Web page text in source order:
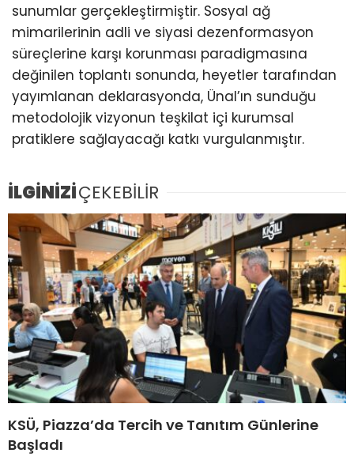
sunumlar gerçekleştirmiştir. Sosyal ağ
mimarilerinin adli ve siyasi dezenformasyon
süreçlerine karşı korunması paradigmasına
değinilen toplantı sonunda, heyetler tarafından
yayımlanan deklarasyonda, Ünal’ın sunduğu
metodolojik vizyonun teşkilat içi kurumsal
pratiklere sağlayacağı katkı vurgulanmıştır.
İLGİNİZİÇEKEBİLİR
KSÜ, Piazza’da Tercih ve Tanıtım Günlerine
Başladı